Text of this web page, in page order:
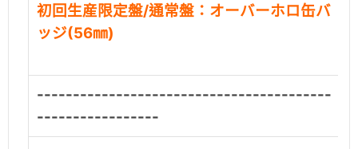
初回生産限定盤/通常盤：オーバーホロ缶バ
ッジ(56㎜)
-----------------------------------------
-----------------